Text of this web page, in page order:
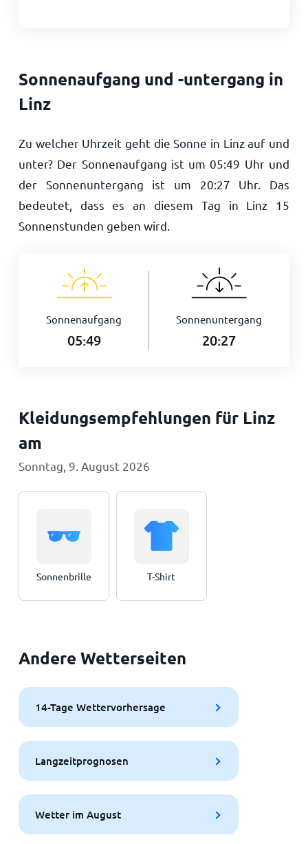
Sonnenaufgang und -untergang in
Linz
Zu welcher Uhrzeit geht die Sonne in Linz auf und
unter? Der Sonnenaufgang ist um05:49 Uhr und
der Sonnenuntergang ist um 20:27 Uhr. Das
bedeutet, dass es an diesem Tag in Linz 15
Sonnenstunden geben wird.
Sonnenaufgang
05:49
Sonnenuntergang
20:27
Kleidungsempfehlungen für Linz
am
Sonntag, 9. August 2026
Sonnenbrille T-Shirt
Andere Wetterseiten
14-Tage Wettervorhersage
Langzeitprognosen
Wetter im August